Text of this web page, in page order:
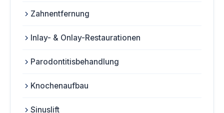
Zahnentfernung
Inlay- & Onlay-Restaurationen
Parodontitisbehandlung
Knochenaufbau
Sinuslift